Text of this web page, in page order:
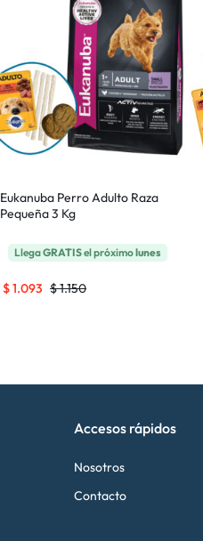
Eukanuba Perro Adulto Raza
Pequeña 3 Kg
LlegaGRATISel próximolunes
$1.150
$1.093
Accesos rápidos
Nosotros
Contacto